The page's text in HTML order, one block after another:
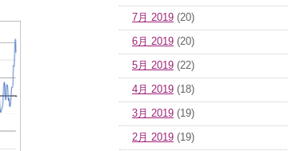
7月 2019 (20)
6月 2019 (20)
5月 2019 (22)
4月 2019 (18)
3月 2019 (19)
2月 2019 (19)